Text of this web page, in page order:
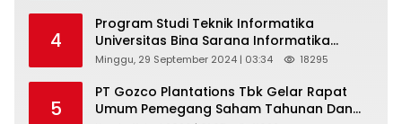
4
Program Studi Teknik Informatika
Universitas Bina Sarana Informatika
Selenggarakan Pelatihan Pemanfaatan
Pemasaran Pada Forum UMKM
Bojongbaru Kecamatan Bojong Gede
Minggu, 29 September 2024 | 03:34 18295
5
PT Gozco Plantations Tbk Gelar Rapat
Umum Pemegang Saham Tahunan Dan